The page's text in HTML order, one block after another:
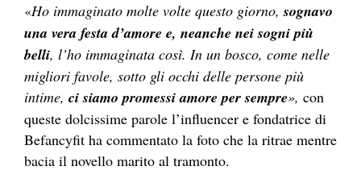
«Ho immaginato molte volte questo giorno, sognavo
una vera festa d’amore e, neanche nei sogni più
belli, l’ho immaginata così. In un bosco, come nelle
migliori favole, sotto gli occhi delle persone più
intime, ci siamo promessi amore per sempre», con
queste dolcissime parole l’influencer e fondatrice di
Befancyfit ha commentato la foto che la ritrae mentre
bacia il novello marito al tramonto.